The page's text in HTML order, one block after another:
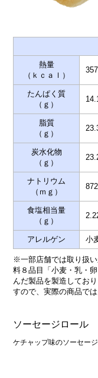
熱量
（ｋｃａｌ）
357
たんぱく質
（ｇ）
14.1
脂質
（ｇ）
炭水化物
（ｇ）
ナトリウム
（ｍｇ）
872
食塩相当量
（ｇ）
アレルゲン 小
※一部店舗では取り扱
料８品目「小麦・乳・
んだ製品を製造してお
すので、実際の商品で
ソーセージロール
ケチャップ味のソーセー